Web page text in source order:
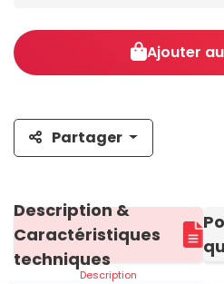
Ajouter
Partager
Description &
Caractéristiques
techniques
Description